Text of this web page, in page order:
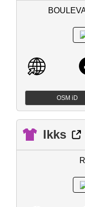
OSM iD
Ikks